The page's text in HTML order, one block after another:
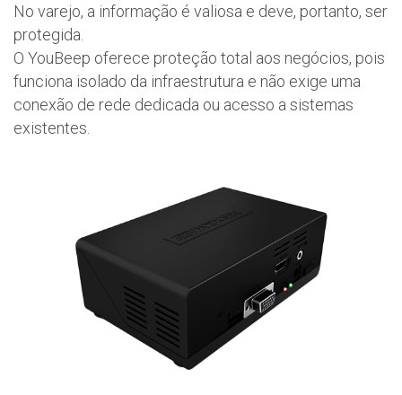
No varejo, a informação é valiosa e deve, portanto, ser
protegida.
O YouBeep oferece proteção total aos negócios, pois
funciona isolado da infraestrutura e não exige uma
conexão de rede dedicada ou acesso a sistemas
existentes.